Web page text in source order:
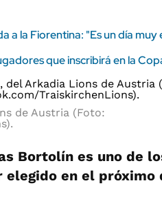
a la Fiorentina: "Es un día muy
que inscribirá en la
de Austria (Foto:
Bortolín es uno de
elegido en el